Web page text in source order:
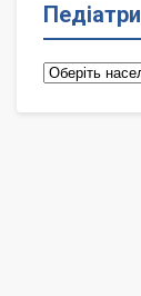
Педіатри
Педіатри